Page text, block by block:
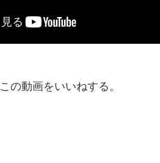
この動画をいいねする。